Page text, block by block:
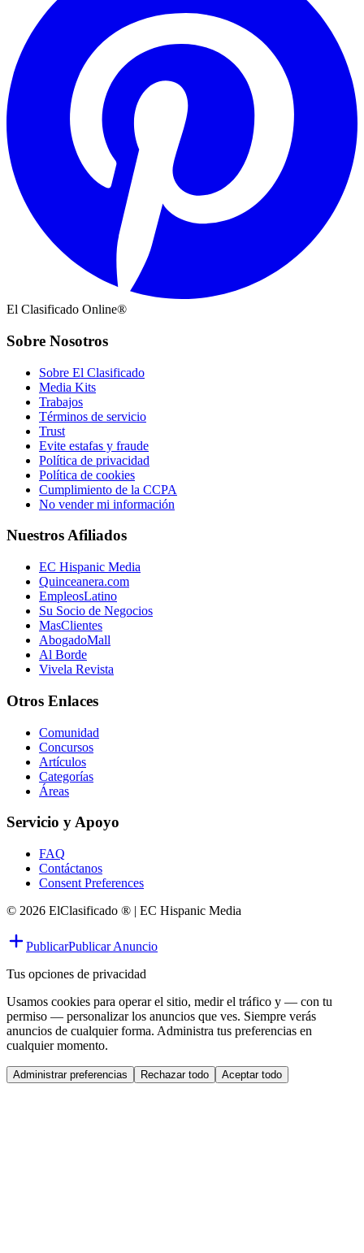
El Clasificado Online®
Sobre Nosotros
Sobre El Clasificado
Media Kits
Trabajos
Términos de servicio
Trust
Evite estafas y fraude
Política de privacidad
Política de cookies
Cumplimiento de la CCPA
No vender mi información
Nuestros Afiliados
EC Hispanic Media
Quinceanera.com
EmpleosLatino
Su Socio de Negocios
MasClientes
AbogadoMall
Al Borde
Vivela Revista
Otros Enlaces
Comunidad
Concursos
Artículos
Categorías
Áreas
Servicio y Apoyo
FAQ
Contáctanos
Consent Preferences
© 2026 ElClasificado ® | EC Hispanic Media
PublicarPublicar Anuncio
Tus opciones de privacidad
Usamos cookies para operar el sitio, medir el tráfico y — con tu
permiso — personalizar los anuncios que ves. Siempre verás
anuncios de cualquier forma. Administra tus preferencias en
cualquier momento.
Administrar preferencias Rechazar todo Aceptar todo